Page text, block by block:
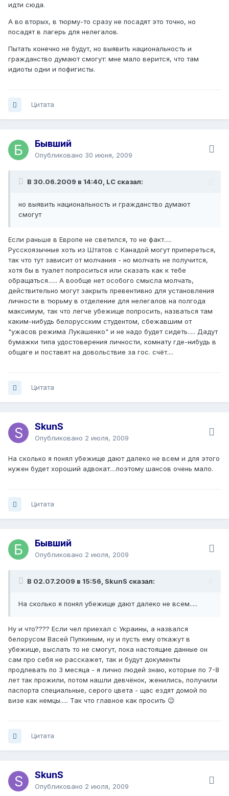
идти сюда.
А во вторых, в тюрму-то сразу не посадят это точно, но
посадят в лагерь для нелегалов.
Пытать конечно не будут, но выявить национальность и
гражданство думают смогут: мне мало верится, что там
идиоты одни и пофигисты.
Цитата
Бывший
Опубликовано 30 июня, 2009
В 30.06.2009 в 14:40, LC сказал:
но выявить национальность и гражданство думают
смогут
Если раньше в Европе не светился, то не факт.....
Русскоязычные хоть из Штатов с Канадой могут припереться,
так что тут зависит от молчания - но молчать не получится,
хотя бы в туалет попроситься или сказать как к тебе
обращаться...... А вообще нет особого смысла молчать,
действительно могут закрыть превентивно для установления
личности в тюрьму в отделение для нелегалов на полгода
максимум, так что легче убежище попросить, назваться там
каким-нибудь белорусским студентом, сбежавшим от
"ужасов режима Лукашенко" и не надо будет сидеть..... Дадут
бумажки типа удостоверения личности, комнату где-нибудь в
общаге и поставят на довольствие за гос. счёт....
Цитата
SkunS
Опубликовано 2 июля, 2009
На сколько я понял убежище дают далеко не всем и для этого
нужен будет хороший адвокат....поэтому шансов очень мало.
Цитата
Бывший
Опубликовано 2 июля, 2009
В 02.07.2009 в 15:56, SkunS сказал:
На сколько я понял убежище дают далеко не всем.....
Ну и что???? Если чел приехал с Украины, а назвался
белорусом Васей Пупкиным, ну и пусть ему откажут в
убежище, выслать то не смогут, пока настоящие данные он
сам про себя не расскажет, так и будут документы
продлевать по 3 месяца - я лично людей знаю, которые по 7-8
лет так прожили, потом нашли девчёнок, женились, получили
паспорта специальные, серого цвета - щас ездят домой по
визе как немцы..... Так что главное как просить 😉
Цитата
SkunS
Опубликовано 2 июля, 2009